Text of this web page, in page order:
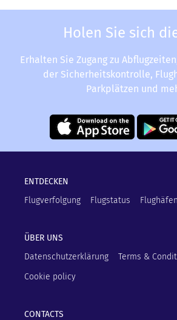
Holen Sie sich
Erhalten Sie Zugang zu
der Sicherheitskontrolle,
Parkplätzen und
ENTDECKEN
Flugverfolgung
Flugstatus Flughäfen
ÜBER UNS
Datenschutzerklärung
Terms &
Cookie policy
CONTACTS